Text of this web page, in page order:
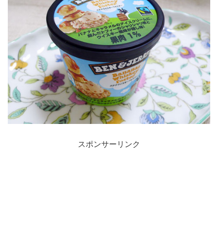
スポンサーリンク